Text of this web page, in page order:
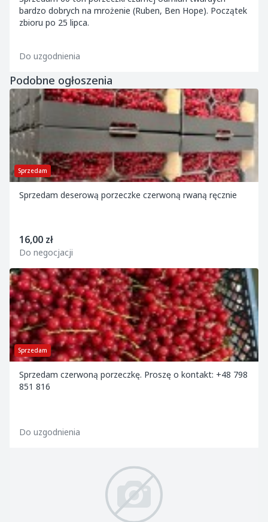
bardzo dobrych na mrożenie (Ruben, Ben Hope). Początek
zbioru po 25 lipca.
Do uzgodnienia
Podobne ogłoszenia
Sprzedam
Sprzedam deserową porzeczke czerwoną rwaną ręcznie
16,00 zł
Do negocjacji
Sprzedam
Sprzedam czerwoną porzeczkę. Proszę o kontakt: +48 798
851 816
Do uzgodnienia